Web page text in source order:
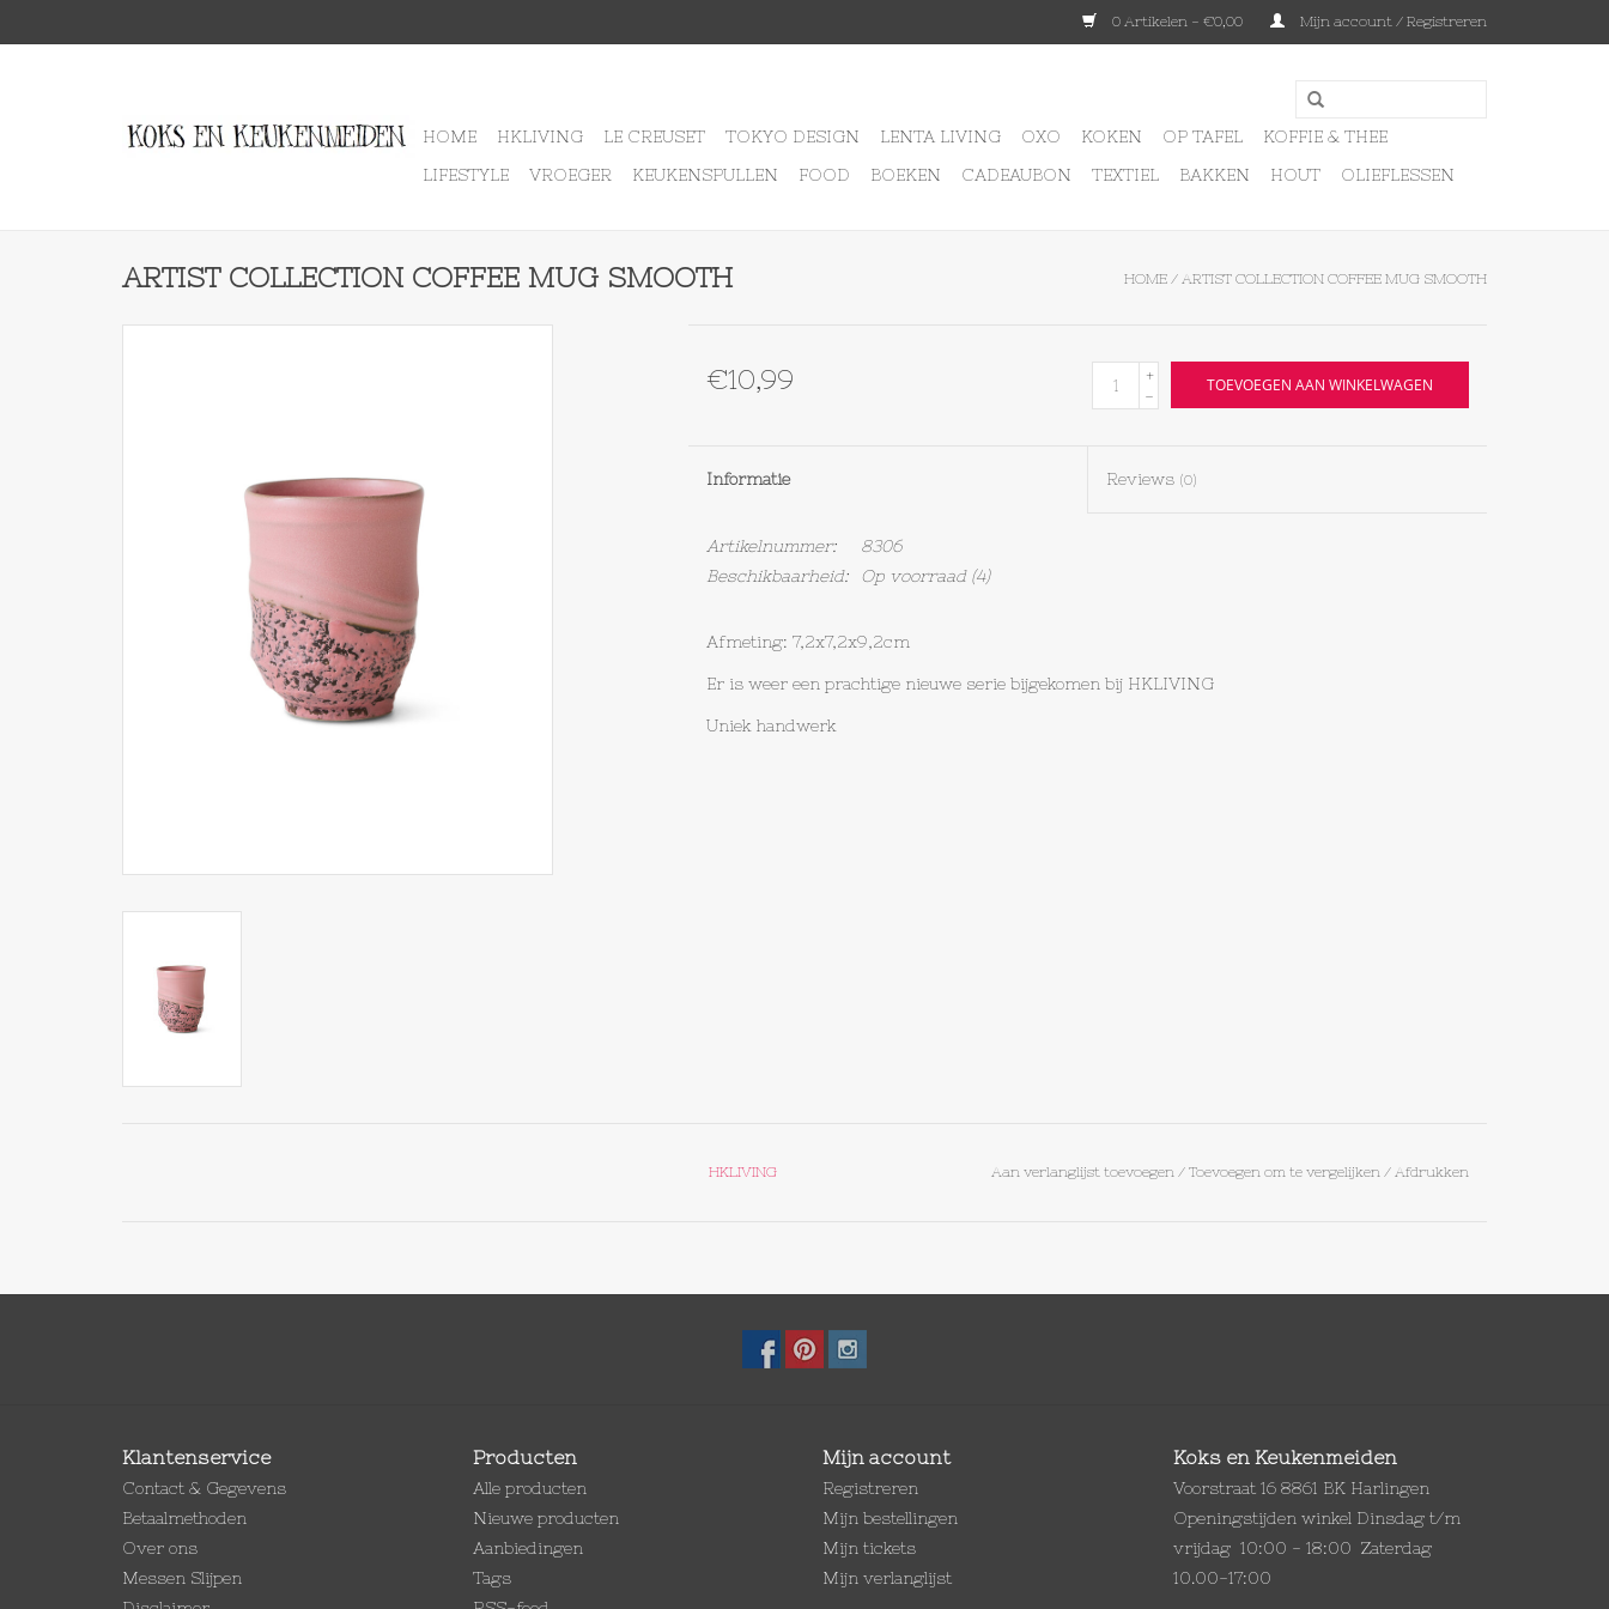
0 Artikelen - €0,00 Mijn account / Registreren
HOME HKLIVING LE CREUSET TOKYO DESIGN LENTA LIVING OXO KOKEN OP TAFEL
KOFFIE & THEE
LIFESTYLE
VROEGER KEUKENSPULLEN FOOD BOEKEN CADEAUBON TEXTIEL BAKKEN HOUT OLIEFLESSEN
ARTIST COLLECTION COFFEE MUG SMOOTH HOME / ARTIST COLLECTION COFFEE MUG SMOOTH
€10,99
+
-
TOEVOEGEN AAN WINKELWAGEN
Informatie Reviews (0)
Artikelnummer:
8306
Beschikbaarheid:
Op voorraad(4)
Afmeting: 7,2x7,2x9,2cm
Er is weer een prachtige nieuwe serie bijgekomen bij HKLIVING
Uniek handwerk
HKLIVING Aan verlanglijst toevoegen / Toevoegen om te vergelijken / Afdrukken
Klantenservice
Contact & Gegevens
Betaalmethoden
Over ons
Messen Slijpen
Producten
Alle producten
Nieuwe producten
Aanbiedingen
Tags
Mijn account
Registreren
Mijn bestellingen
Mijn tickets
Mijn verlanglijst
Koks en Keukenmeiden
Voorstraat 16 8861 BK Harlingen
Openingstijden winkel Dinsdag t/m
vrijdag 10:00 - 18:00 Zaterdag
10.00-17:00